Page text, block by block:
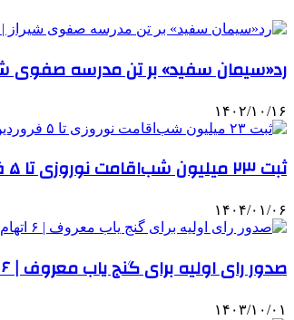
رد«سیمان سفید» بر تن مدرسه صفوی
۱۴۰۲/۱۰/۱۶
ثبت ۲۳ میلیون شب‌اقامت نوروزی تا ۵ فروردین ؛ این سه استان بیشترین مسافر را داشتند
۱۴۰۴/۰۱/۰۶
صدور رای اولیه برای گنج یاب معروف | ۶ اتهام «پوارو» در رای دادگاه
۱۴۰۳/۱۰/۰۱